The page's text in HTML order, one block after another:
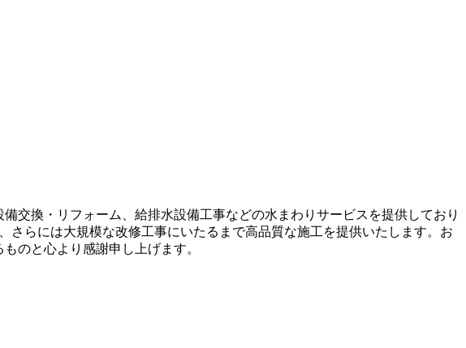
交換・リフォーム、給排水設備工事などの水まわりサービスを提供しており
さらには大規模な改修工事にいたるまで高品質な施工を提供いたします。お
のと心より感謝申し上げます。